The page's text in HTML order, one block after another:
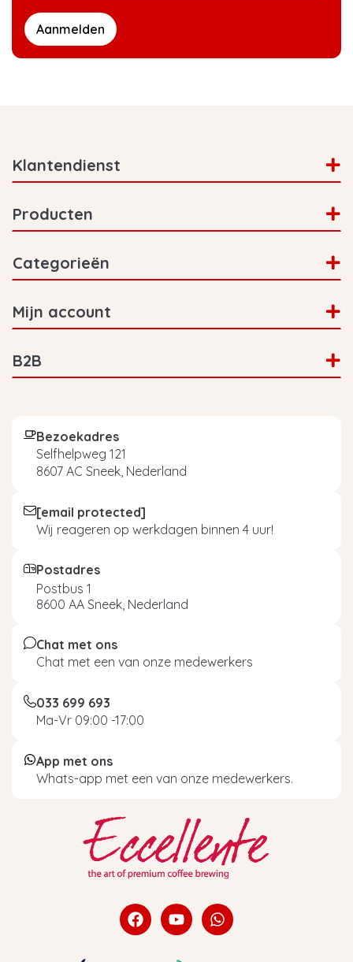
Aanmelden
Klantendienst
Producten
Categorieën
Mijn account
B2B
Bezoekadres
Selfhelpweg 121
8607 AC Sneek, Nederland
[email protected]
Wij reageren op werkdagen binnen 4 uur!
Postadres
Postbus 1
8600 AA Sneek, Nederland
Chat met ons
Chat met een van onze medewerkers
033 699 693
Ma-Vr 09:00 -17:00
App met ons
Whats-app met een van onze medewerkers.